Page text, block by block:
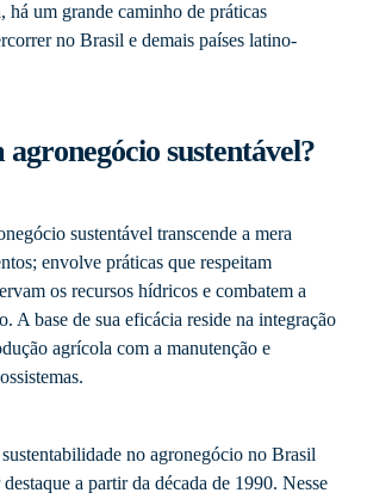
há um grande caminho de práticas
no Brasil e demais países latino-
agronegócio sustentável?
sustentável transcende a mera
envolve práticas que respeitam
os recursos hídricos e combatem a
A base de sua eficácia reside na integração
agrícola com a manutenção e
no agronegócio no Brasil
a partir da década de 1990. Nesse